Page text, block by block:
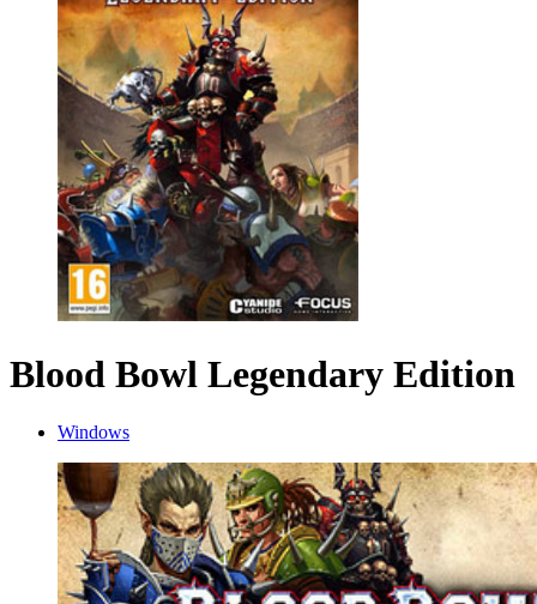
Blood Bowl Legendary Edition
Windows